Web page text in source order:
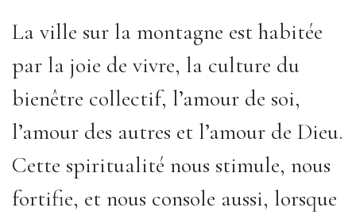
La ville sur la montagne est habitée
par la joie de vivre, la culture du
bienêtre collectif, l’amour de soi,
l’amour des autres et l’amour de Dieu.
Cette spiritualité nous stimule, nous
fortifie, et nous console aussi, lorsque